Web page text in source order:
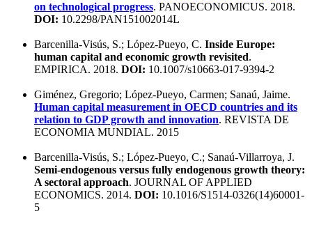
on technological progress. PANOECONOMICUS. 2018.
DOI: 10.2298/PAN151002014L
Barcenilla-Visús, S.; López-Pueyo, C. Inside Europe:
human capital and economic growth revisited.
EMPIRICA. 2018. DOI: 10.1007/s10663-017-9394-2
Giménez, Gregorio; López-Pueyo, Carmen; Sanaú, Jaime.
Human capital measurement in OECD countries and its
relation to GDP growth and innovation. REVISTA DE
ECONOMIA MUNDIAL. 2015
Barcenilla-Visús, S.; López-Pueyo, C.; Sanaú-Villarroya, J.
Semi-endogenous versus fully endogenous growth theory:
A sectoral approach. JOURNAL OF APPLIED
ECONOMICS. 2014. DOI: 10.1016/S1514-0326(14)60001-
5